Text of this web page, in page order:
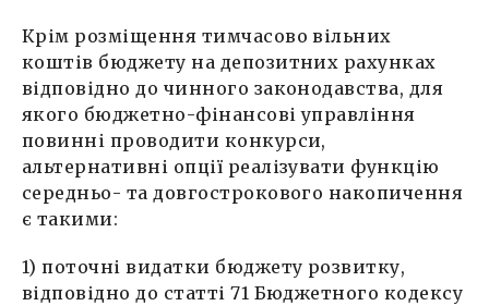
Крім розміщення тимчасово вільних
коштів бюджету на депозитних рахунках
відповідно до чинного законодавства, для
якого бюджетно-фінансові управління
повинні проводити конкурси,
альтернативні опції реалізувати функцію
середньо- та довгострокового накопичення
є такими:
1) поточні видатки бюджету розвитку,
відповідно до статті 71 Бюджетного кодексу